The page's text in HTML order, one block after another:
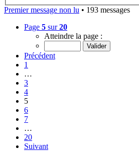
Premier message non lu • 193 messages
Page 5 sur20
Atteindre la page :
Précédent
1
…
3
4
5
6
7
…
20
Suivant